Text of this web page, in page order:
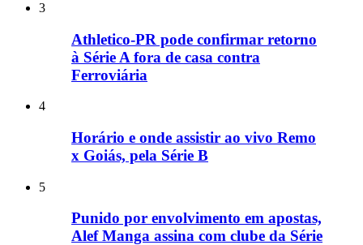
3
Athletico-PR pode confirmar retorno
à Série A fora de casa contra
Ferroviária
4
Horário e onde assistir ao vivo Remo
x Goiás, pela Série B
5
Punido por envolvimento em apostas,
Alef Manga assina com clube da Série